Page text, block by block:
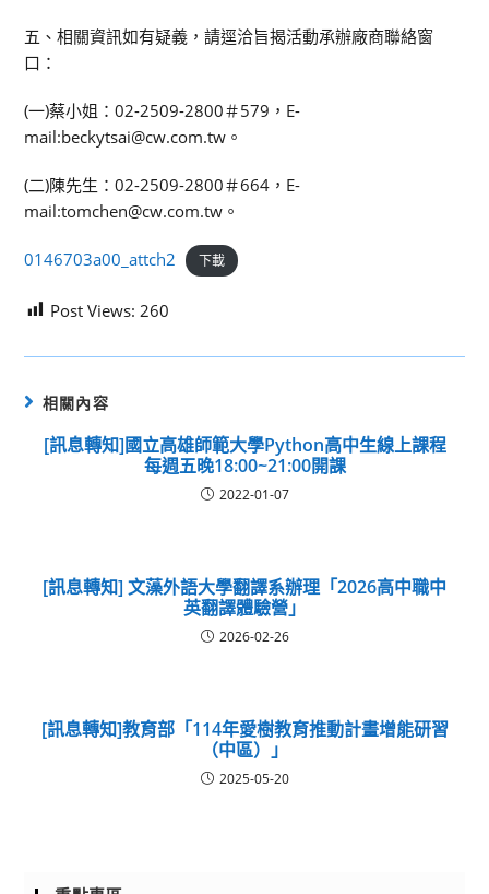
五、相關資訊如有疑義，請逕洽旨揭活動承辦廠商聯絡窗
口：
(一)蔡小姐：02-2509-2800＃579，E-
mail:beckytsai@cw.com.tw。
(二)陳先生：02-2509-2800＃664，E-
mail:tomchen@cw.com.tw。
0146703a00_attch2 下載
Post Views: 260
相關內容
[訊息轉知]國立高雄師範大學Python高中生線上課程
每週五晚18:00~21:00開課
2022-01-07
[訊息轉知] 文藻外語大學翻譯系辦理「2026高中職中
英翻譯體驗營」
2026-02-26
[訊息轉知]教育部「114年愛樹教育推動計畫增能研習
（中區）」
2025-05-20